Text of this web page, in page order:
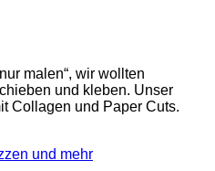
malen“, wir wollten
und kleben. Unser
Collagen und Paper Cuts.
und mehr